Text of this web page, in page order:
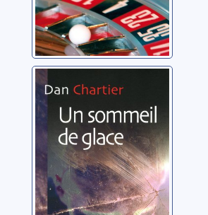
Un sommeil de
glace
Chartier, Dan